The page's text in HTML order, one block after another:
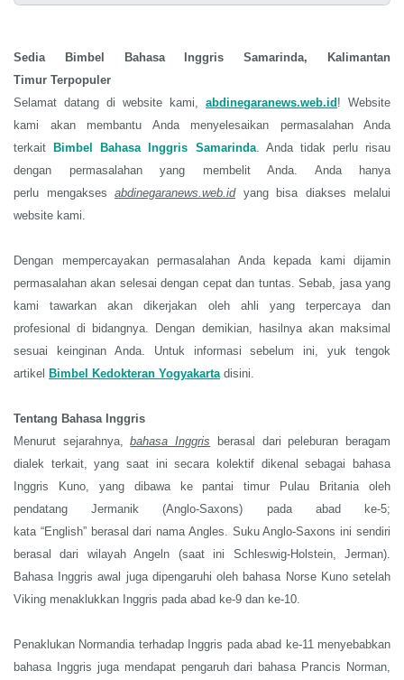
Sedia Bimbel Bahasa Inggris Samarinda, Kalimantan
Timur Terpopuler
Selamat datang di website kami, abdinegaranews.web.id ! Website
kami akan membantu Anda menyelesaikan permasalahan Anda
terkait
Bimbel Bahasa Inggris Samarinda. Anda tidak perlu risau
dengan permasalahan yang membelit Anda. Anda hanya
perlu mengakses abdinegaranews.web.idyang bisa diakses melalui
website kami.
Dengan mempercayakan permasalahan Anda kepada kami dijamin
permasalahan akan selesai dengan cepat dan tuntas. Sebab, jasa yang
kami tawarkan akan dikerjakan oleh ahli yang terpercaya dan
profesional di bidangnya. Dengan demikian, hasilnya akan maksimal
sesuai keinginan Anda. Untuk informasi sebelum ini, yuk tengok
artikel Bimbel Kedokteran Yogyakartadisini.
Tentang Bahasa Inggris
Menurut sejarahnya,bahasa Inggris berasal dari peleburan beragam
dialek terkait, yang saat ini secara kolektif dikenal sebagai bahasa
Inggris Kuno, yang dibawa ke pantai timur Pulau Britania oleh
pendatang Jermanik (Anglo-Saxons) pada abad ke-5;
kata “English”berasal dari nama Angles. Suku Anglo-Saxons ini sendiri
berasal dari wilayah Angeln (saat ini Schleswig-Holstein, Jerman).
Bahasa Inggris awal juga dipengaruhi oleh bahasa Norse Kuno setelah
Viking menaklukkan Inggris pada abad ke-9 dan ke-10.
Penaklukan Normandia terhadap Inggris pada abad ke-11 menyebabkan
bahasa Inggris juga mendapat pengaruh dari bahasa Prancis Norman,